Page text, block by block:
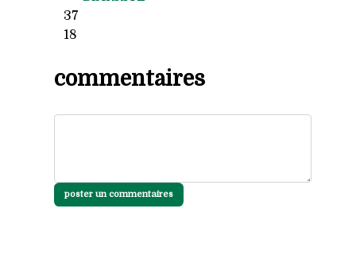
37
18
commentaires
poster un commentaires